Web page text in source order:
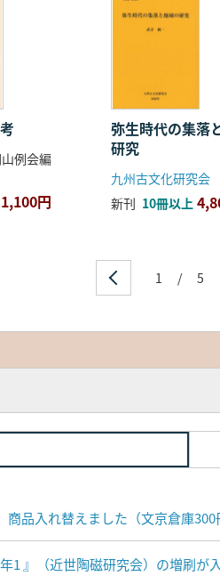
例会編
1,100円
弥生時代の集落
研究
九州古文化研究会
新刊 10冊以上
1 / 5
品入れ替えました（文京倉庫300
年1 』（近世陶磁研究会）の増刷が